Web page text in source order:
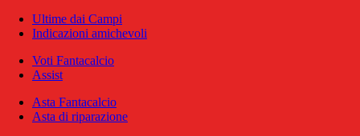
Ultime dai Campi
Indicazioni amichevoli
Voti Fantacalcio
Assist
Asta Fantacalcio
Asta di riparazione